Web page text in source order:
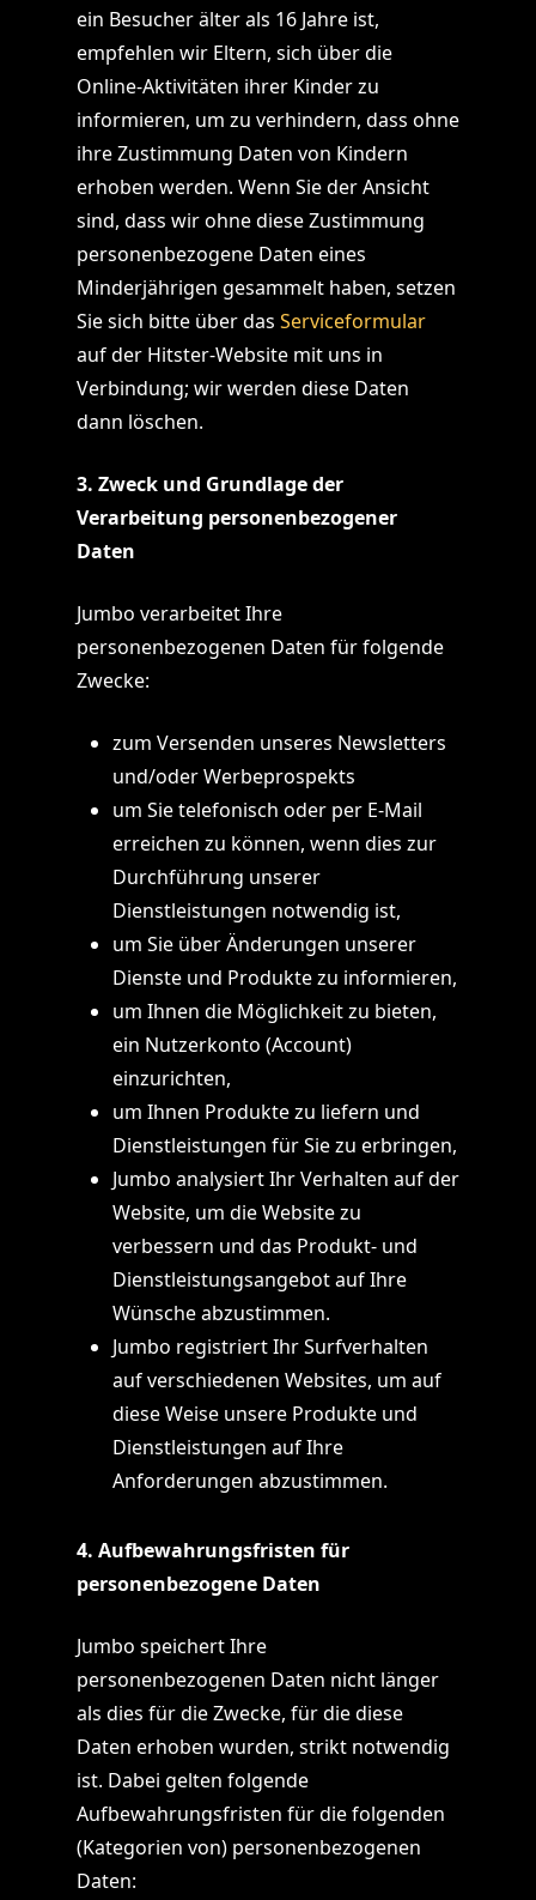
ein Besucher älter als 16 Jahre ist,
empfehlen wir Eltern, sich über die
Online-Aktivitäten ihrer Kinder zu
informieren, um zu verhindern, dass ohne
ihre Zustimmung Daten von Kindern
erhoben werden. Wenn Sie der Ansicht
sind, dass wir ohne diese Zustimmung
personenbezogene Daten eines
Minderjährigen gesammelt haben, setzen
Sie sich bitte über das Serviceformular
auf der Hitster-Website mit uns in
Verbindung; wir werden diese Daten
dann löschen.
3. Zweck und Grundlage der
Verarbeitung personenbezogener
Daten
Jumbo verarbeitet Ihre
personenbezogenen Daten für folgende
Zwecke:
zum Versenden unseres Newsletters
und/oder Werbeprospekts
um Sie telefonisch oder per E-Mail
erreichen zu können, wenn dies zur
Durchführung unserer
Dienstleistungen notwendig ist,
um Sie über Änderungen unserer
Dienste und Produkte zu informieren,
um Ihnen die Möglichkeit zu bieten,
ein Nutzerkonto (Account)
einzurichten,
um Ihnen Produkte zu liefern und
Dienstleistungen für Sie zu erbringen,
Jumbo analysiert Ihr Verhalten auf der
Website, um die Website zu
verbessern und das Produkt- und
Dienstleistungsangebot auf Ihre
Wünsche abzustimmen.
Jumbo registriert Ihr Surfverhalten
auf verschiedenen Websites, um auf
diese Weise unsere Produkte und
Dienstleistungen auf Ihre
Anforderungen abzustimmen.
4. Aufbewahrungsfristen für
personenbezogene Daten
Jumbo speichert Ihre
personenbezogenen Daten nicht länger
als dies für die Zwecke, für die diese
Daten erhoben wurden, strikt notwendig
ist. Dabei gelten folgende
Aufbewahrungsfristen für die folgenden
(Kategorien von) personenbezogenen
Daten: